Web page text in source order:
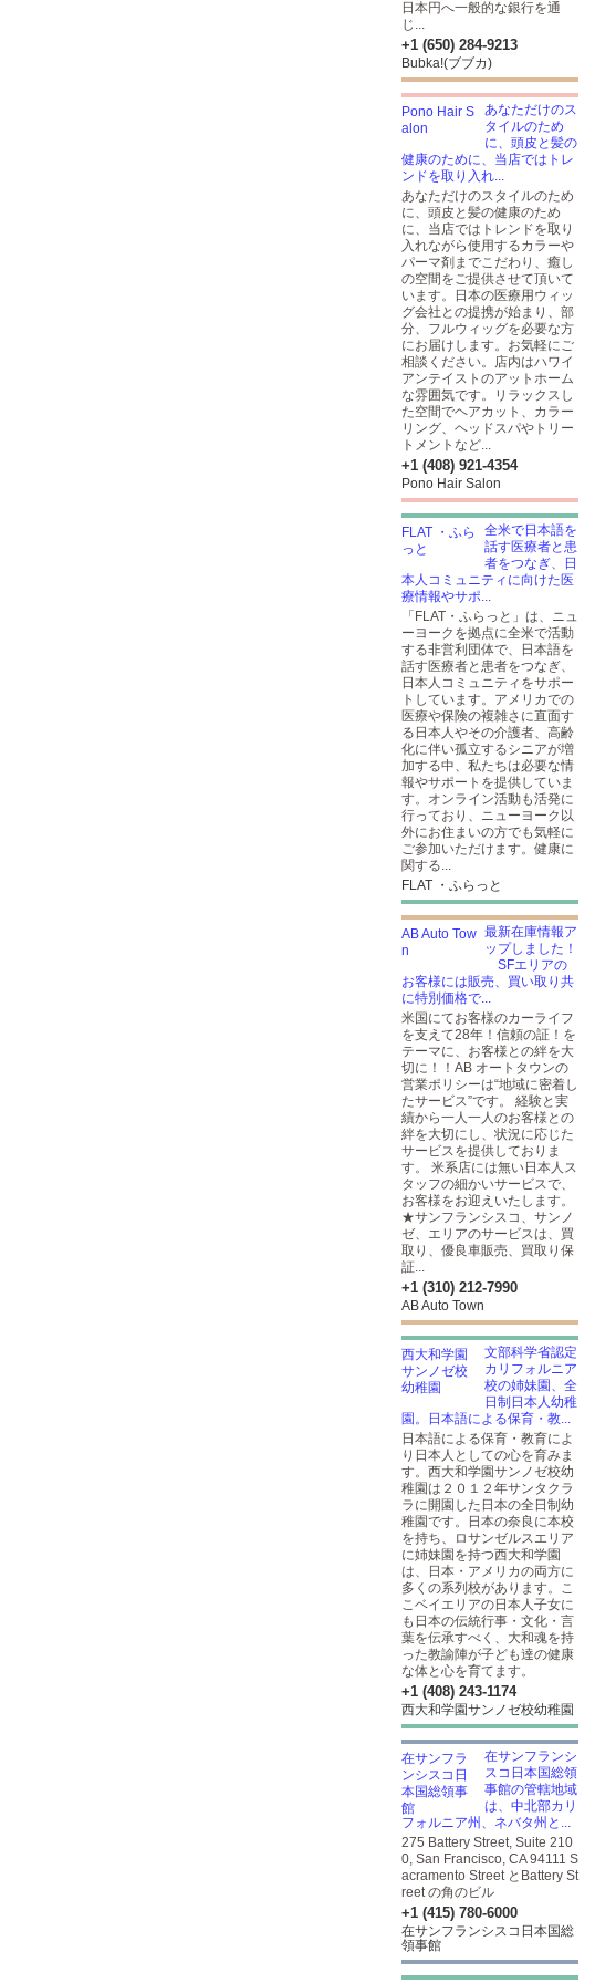
日本円へ一般的な銀行を通
じ...
+1 (650) 284-9213
Bubka!(ブブカ)
あなただけのス
タイルのため
に、頭皮と髪の
健康のために、当店ではトレ
ンドを取り入れ...
あなただけのスタイルのため
に、頭皮と髪の健康のため
に、当店ではトレンドを取り
入れながら使用するカラーや
パーマ剤までこだわり、癒し
の空間をご提供させて頂いて
います。日本の医療用ウィッ
グ会社との提携が始まり、部
分、フルウィッグを必要な方
にお届けします。お気軽にご
相談ください。店内はハワイ
アンテイストのアットホーム
な雰囲気です。リラックスし
た空間でヘアカット、カラー
リング、ヘッドスパやトリー
トメントなど...
+1 (408) 921-4354
Pono Hair Salon
全米で日本語を
話す医療者と患
者をつなぎ、日
本人コミュニティに向けた医
療情報やサポ...
「FLAT・ふらっと」は、ニュ
ーヨークを拠点に全米で活動
する非営利団体で、日本語を
話す医療者と患者をつなぎ、
日本人コミュニティをサポー
トしています。アメリカでの
医療や保険の複雑さに直面す
る日本人やその介護者、高齢
化に伴い孤立するシニアが増
加する中、私たちは必要な情
報やサポートを提供していま
す。オンライン活動も活発に
行っており、ニューヨーク以
外にお住まいの方でも気軽に
ご参加いただけます。健康に
関する...
FLAT ・ふらっと
最新在庫情報ア
ップしました！
SFエリアの
お客様には販売、買い取り共
に特別価格で...
米国にてお客様のカーライフ
を支えて28年！信頼の証！を
テーマに、お客様との絆を大
切に！！AB オートタウンの
営業ポリシーは“地域に密着し
たサービス”です。 経験と実
績から一人一人のお客様との
絆を大切にし、状況に応じた
サービスを提供しておりま
す。 米系店には無い日本人ス
タッフの細かいサービスで、
お客様をお迎えいたします。
★サンフランシスコ、サンノ
ゼ、エリアのサービスは、買
取り、優良車販売、買取り保
証...
+1 (310) 212-7990
AB Auto Town
文部科学省認定
カリフォルニア
校の姉妹園、全
日制日本人幼稚
園。日本語による保育・教...
日本語による保育・教育によ
り日本人としての心を育みま
す。西大和学園サンノゼ校幼
稚園は２０１２年サンタクラ
ラに開園した日本の全日制幼
稚園です。日本の奈良に本校
を持ち、ロサンゼルスエリア
に姉妹園を持つ西大和学園
は、日本・アメリカの両方に
多くの系列校があります。こ
こベイエリアの日本人子女に
も日本の伝統行事・文化・言
葉を伝承すべく、大和魂を持
った教諭陣が子ども達の健康
な体と心を育てます。
+1 (408) 243-1174
西大和学園サンノゼ校幼稚園
在サンフランシ
スコ日本国総領
事館の管轄地域
は、中北部カリ
フォルニア州、ネバタ州と...
275 Battery Street, Suite 210
0, San Francisco, CA 94111 S
acramento Street とBattery St
reet の角のビル
+1 (415) 780-6000
在サンフランシスコ日本国総
領事館